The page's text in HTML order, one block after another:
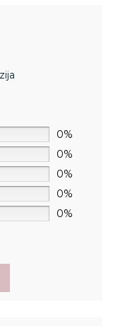
0%
0%
0%
0%
0%